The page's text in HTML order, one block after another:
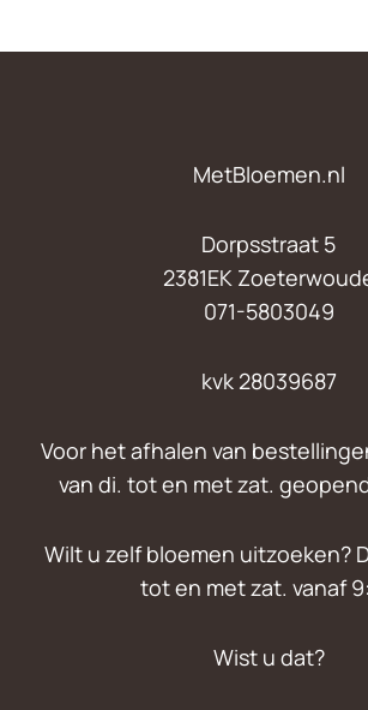
MetBloemen.nl
Dorpsstraat 5
2381EK
071-5803049
kvk 28039687
Voor het afhalen van
van di. tot en met zat.
Wilt u zelf bloemen uitzoeken?
tot en met zat. vanaf
Wist u dat?